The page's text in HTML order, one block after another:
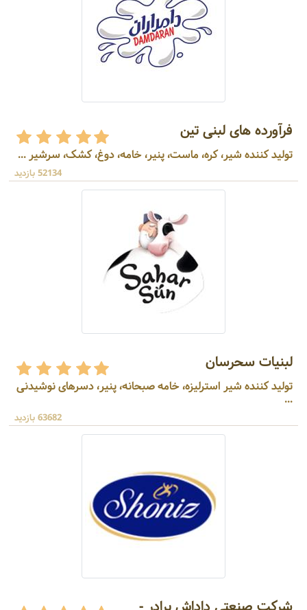
فرآورده های لبنی تین
تولید کننده شیر، کره، ماست، پنیر، خامه، دوغ، کشک، سرشیر ...
52134 بازدید
لبنیات سحرسان
تولید کننده شیر استرلیزه، خامه صبحانه، پنیر، دسرهای نوشیدنی
...
63682 بازدید